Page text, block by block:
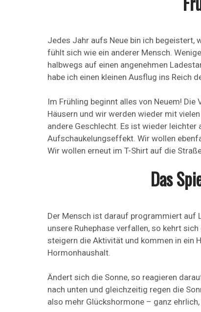
Jedes Jahr aufs Neue bin ich begeistert,
fühlt sich wie ein anderer Mensch.
halbwegs auf einen angenehmen
habe ich einen kleinen Ausflug ins Reich
Im Frühling beginnt alles von Neuem!
Häusern und wir werden wieder mit
andere Geschlecht. Es ist wieder
Aufschaukelungseffekt. Wir wollen
Wir wollen erneut im T-Shirt auf die
Das
Der Mensch ist darauf programmiert auf
unsere Ruhephase verfallen, so kehrt
steigern die Aktivität und kommen in ein
Hormonhaushalt.
Ändert sich die Sonne, so reagieren
nach unten und gleichzeitig regen die
also mehr Glückshormone – ganz